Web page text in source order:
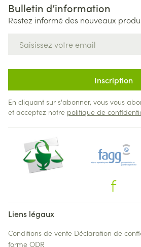
Bulletin d’information
Restez informé des nouveaux
Inscription
En cliquant sur s'abonner, vous vous
et acceptez notre politique de
Liens légaux
Conditions de vente Déclaration de
forme ODR